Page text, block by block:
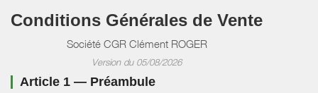
Conditions Générales de Vente
Société CGR Clément ROGER
Version du 05/08/2026
Article 1 — Préambule